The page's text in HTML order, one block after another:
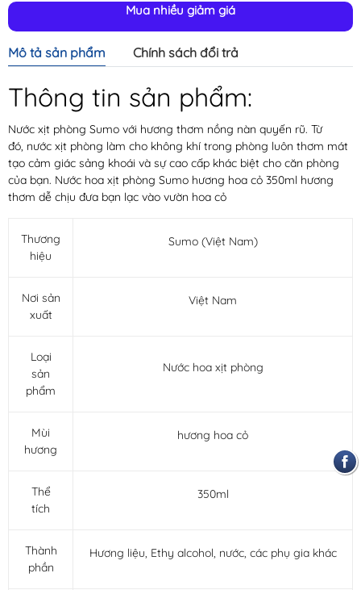
Mua nhiều giảm giá
Mô tả sản phẩm Chính sách đổi trả
Thông tin sản phẩm:
Nước xịt phòng Sumo với hương thơm nồng nàn quyến rũ. Từ
đó, nước xịt phòng làm cho không khí trong phòng luôn thơm mát
tạo cảm giác sảng khoái và sự cao cấp khác biệt cho căn phòng
của bạn. Nước hoa xịt phòng Sumo hương hoa cỏ 350ml hương
thơm dễ chịu đưa bạn lạc vào vườn hoa cỏ
Thương
hiệu
Sumo (Việt Nam)
Nơi sản
xuất
Việt Nam
Loại
sản
phẩm
Nước hoa xịt phòng
Mùi
hương
hương hoa cỏ
Thể
tích
350ml
Thành
phần
Hương liệu, Ethy alcohol, nước, các phụ gia khác